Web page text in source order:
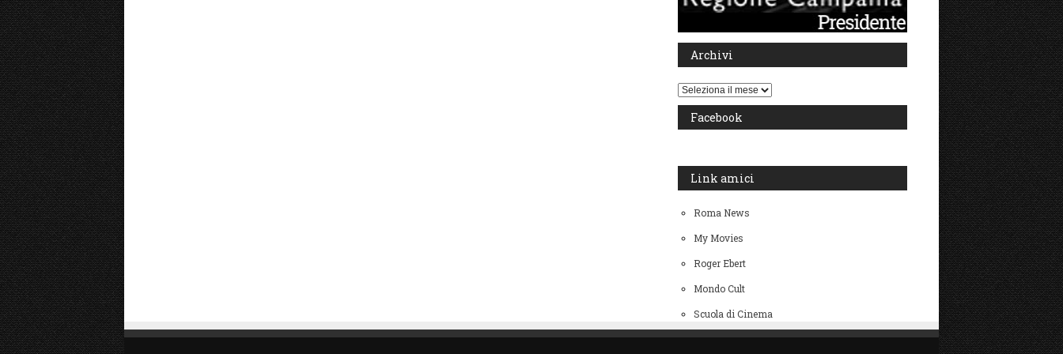
Archivi
Archivi
Facebook
Link amici
Roma News
My Movies
Roger Ebert
Mondo Cult
Scuola di Cinema